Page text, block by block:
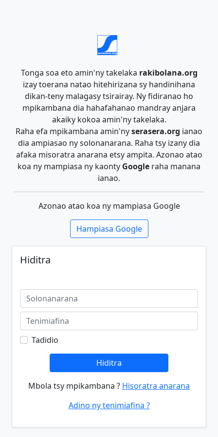
Tonga soa eto amin'ny takelaka rakibolana.org
izay toerana natao hitehirizana sy handinihana
dikan-teny malagasy tsirairay. Ny fidiranao ho
mpikambana dia hahafahanao mandray anjara
akaiky kokoa amin'ny takelaka.
Raha efa mpikambana amin'nyserasera.org ianao
dia ampiasao ny solonanarana. Raha tsy izany dia
afaka misoratra anarana etsy ampita. Azonao atao
koa ny mampiasa ny kaonty Google raha manana
ianao.
Azonao atao koa ny mampiasa Google
Hampiasa Google
Hiditra
Tadidio
Hiditra
Mbola tsy mpikambana ? Hisoratra anarana
Adino ny tenimiafina ?